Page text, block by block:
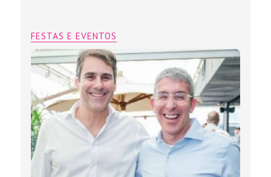
FESTAS E EVENTOS